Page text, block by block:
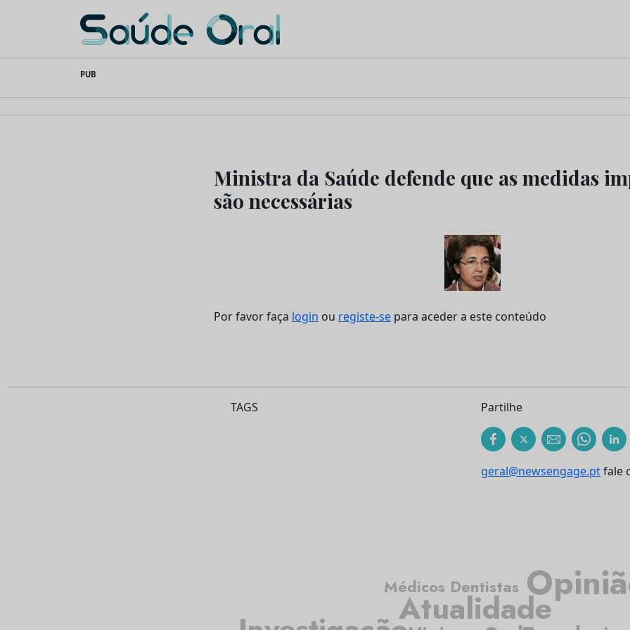
content
Saúde Oral
PUB
Ministra da Saúde defende que as medidas
são necessárias
Por favor faça login ou registe-se para aceder a este conteúdo
TAGS Partilhe
geral@newsengage.ptfale
Atualidade
Médicos Dentistas